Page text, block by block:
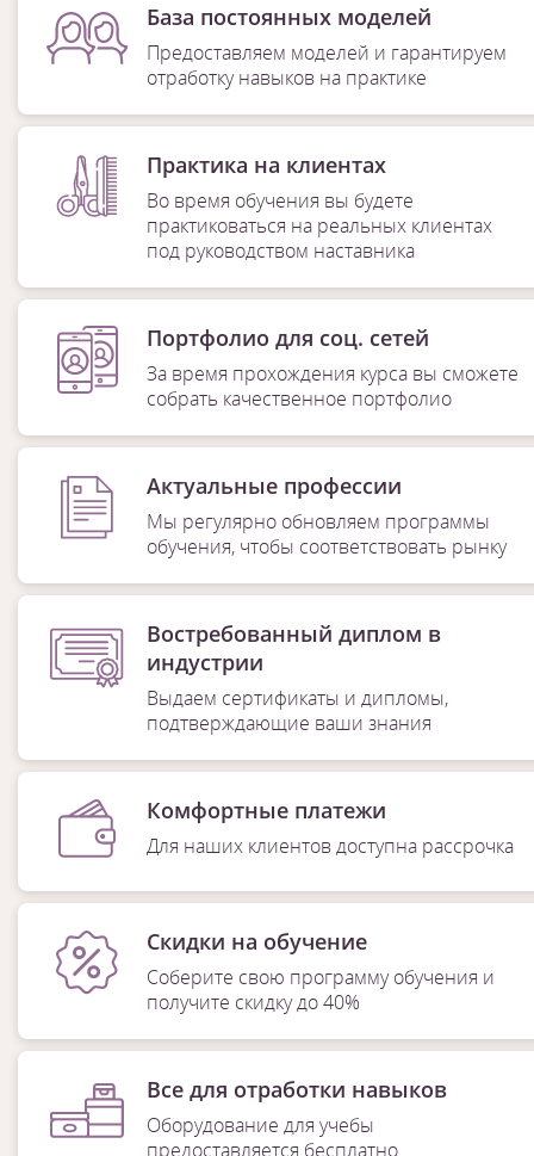
База постоянных моделей
Предоставляем моделей и гарантируем
отработку навыков на практике
Практика на клиентах
Во время обучения вы будете
практиковаться на реальных клиентах
под руководством наставника
Портфолио для соц. сетей
За время прохождения курса вы сможете
собрать качественное портфолио
Актуальные профессии
Мы регулярно обновляем программы
обучения, чтобы соответствовать рынку
Востребованный диплом в
индустрии
Выдаем сертификаты и дипломы,
подтверждающие ваши знания
Комфортные платежи
Для наших клиентов доступна рассрочка
Скидки на обучение
Соберите свою программу обучения и
получите скидку до 40%
Все для отработки навыков
Оборудование для учебы
предоставляется бесплатно